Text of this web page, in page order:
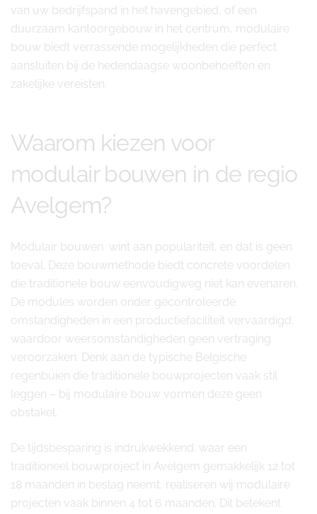
van uw bedrijfspand in het havengebied, of een
duurzaam kantoorgebouw in het centrum, modulaire
bouw biedt verrassende mogelijkheden die perfect
aansluiten bij de hedendaagse woonbehoeften en
zakelijke vereisten.
Waarom kiezen voor
modulair bouwen in de regio
Avelgem?
Modulair bouwen wint aan populariteit, en dat is geen
toeval. Deze bouwmethode biedt concrete voordelen
die traditionele bouw eenvoudigweg niet kan evenaren.
De modules worden onder gecontroleerde
omstandigheden in een productiefaciliteit vervaardigd,
waardoor weersomstandigheden geen vertraging
veroorzaken. Denk aan de typische Belgische
regenbuien die traditionele bouwprojecten vaak stil
leggen – bij modulaire bouw vormen deze geen
obstakel.
De tijdsbesparing is indrukwekkend: waar een
traditioneel bouwproject in Avelgem gemakkelijk 12 tot
18 maanden in beslag neemt, realiseren wij modulaire
projecten vaak binnen 4 tot 6 maanden. Dit betekent